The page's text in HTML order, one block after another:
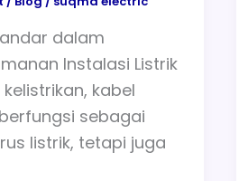
dalam
Instalasi Listrik
kabel
sebagai
listrik, tetapi juga